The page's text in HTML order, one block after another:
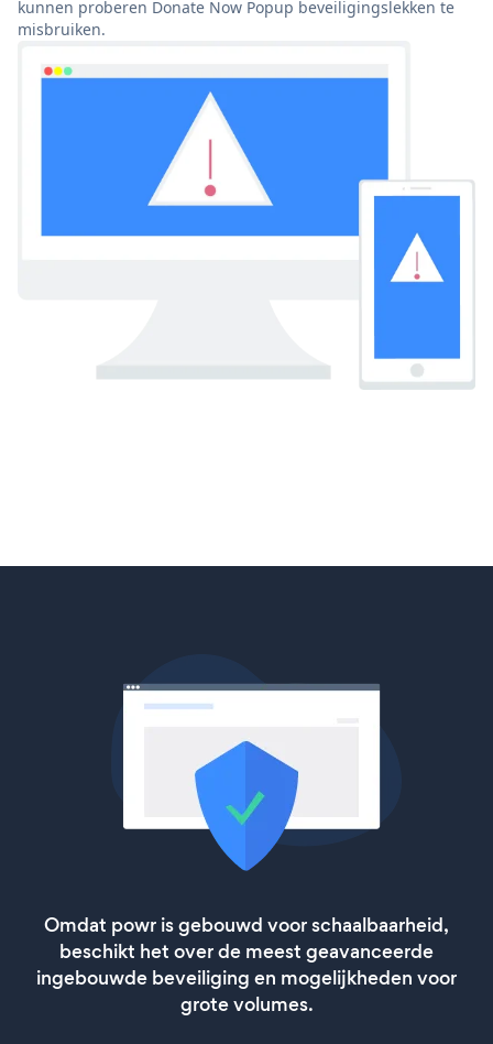
kunnen proberen Donate Now Popup beveiligingslekken te
misbruiken.
Omdat powr is gebouwd voor schaalbaarheid,
beschikt het over de meest geavanceerde
ingebouwde beveiliging en mogelijkheden voor
grote volumes.